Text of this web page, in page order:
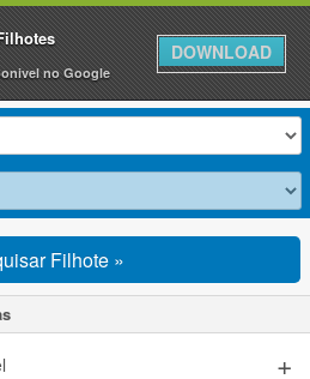
Anuncie Grátis »
seu Animal
Filhote »
no Google
DOWNLOAD